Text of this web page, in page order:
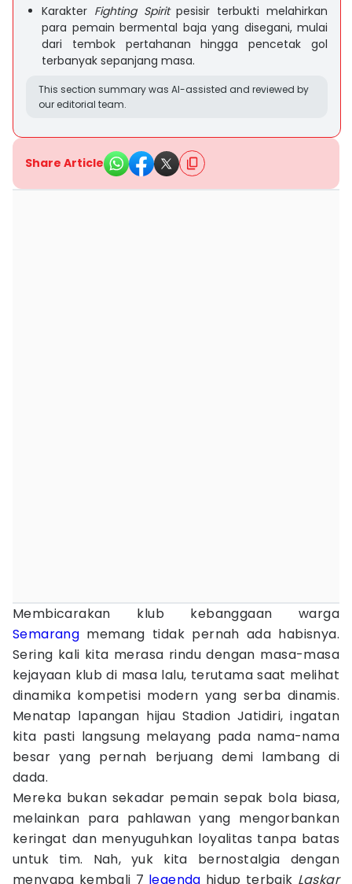
Karakter Fighting Spiritpesisir terbukti melahirkan
para pemain bermental baja yang disegani, mulai
dari tembok pertahanan hingga pencetak gol
terbanyak sepanjang masa.
This section summary was AI-assisted and reviewed by
our editorial team.
Share Article
Membicarakan klub kebanggaan warga
Semarang memang tidak pernah ada habisnya.
Sering kali kita merasa rindu dengan masa-masa
kejayaan klub di masa lalu, terutama saat melihat
dinamika kompetisi modern yang serba dinamis.
Menatap lapangan hijau Stadion Jatidiri, ingatan
kita pasti langsung melayang pada nama-nama
besar yang pernah berjuang demi lambang di
dada.
Mereka bukan sekadar pemain sepak bola biasa,
melainkan para pahlawan yang mengorbankan
keringat dan menyuguhkan loyalitas tanpa batas
untuk tim. Nah, yuk kita bernostalgia dengan
menyapa kembali 7 legenda hidup terbaik Laskar